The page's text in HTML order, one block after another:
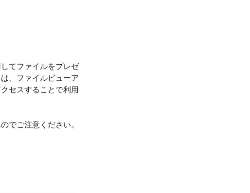
てファイルをプレゼ
、ファイルビューア
セスすることで利用
でご注意ください。